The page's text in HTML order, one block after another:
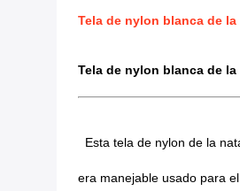
Tela de nylon blanca de
Tela de nylon blanca de
Esta tela de nylon de la
era manejable usado para